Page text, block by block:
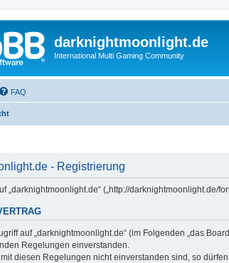
darknightmoonlight.de
International Multi Gaming Community
FAQ
- Registrierung
„darknightmoonlight.de“ („http://
auf „darknightmoonlight.de“ (im Folgenden „das
Regelungen einverstanden.
diesen Regelungen nicht einverstanden sind, so